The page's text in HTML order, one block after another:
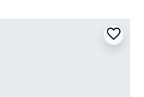
favorite_border